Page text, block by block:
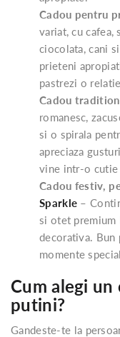
Cadou pentru
variat, cu cafea,
ciocolata, cani
prieteni
pastrezi o
Cadou
romanesc,
si o spirala
apreciaza
vine intr-o cutie
Cadou festiv,
Sparkle –
si otet premium
decorativa. Bun
momente
Cum alegi
putini?
Gandeste-te la